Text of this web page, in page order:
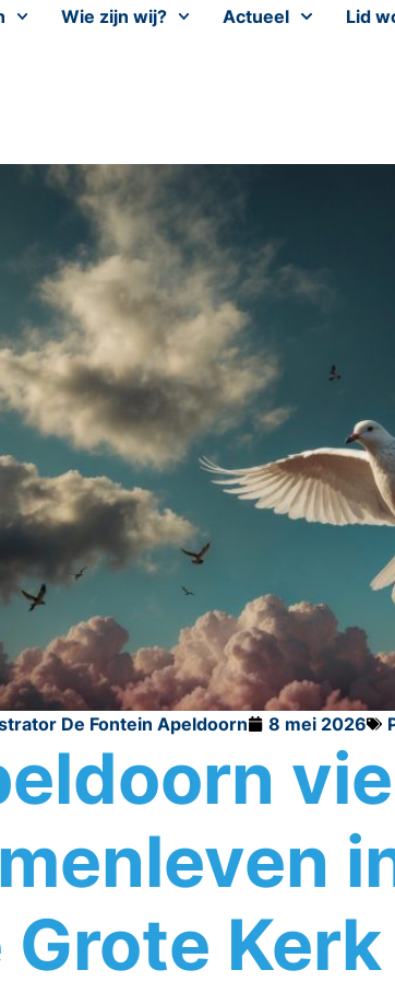
Wie zijn wij? Actueel Lid
De Fontein Apeldoorn 8 mei 2026
Grote Kerk